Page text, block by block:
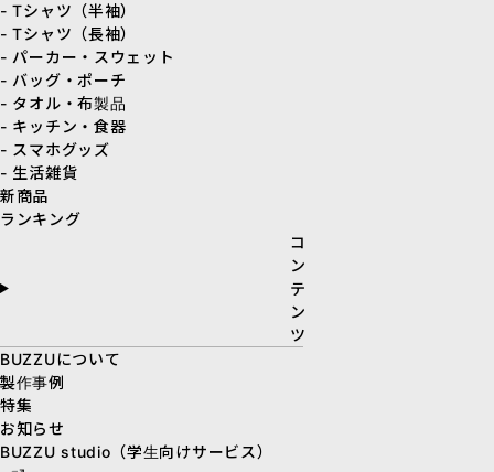
- Tシャツ（半袖）
- Tシャツ（長袖）
- パーカー・スウェット
- バッグ・ポーチ
- タオル・布製品
- キッチン・食器
- スマホグッズ
- 生活雑貨
新商品
ランキング
コ
ン
テ
ン
ツ
BUZZUについて
製作事例
特集
お知らせ
BUZZU studio（学生向けサービス）